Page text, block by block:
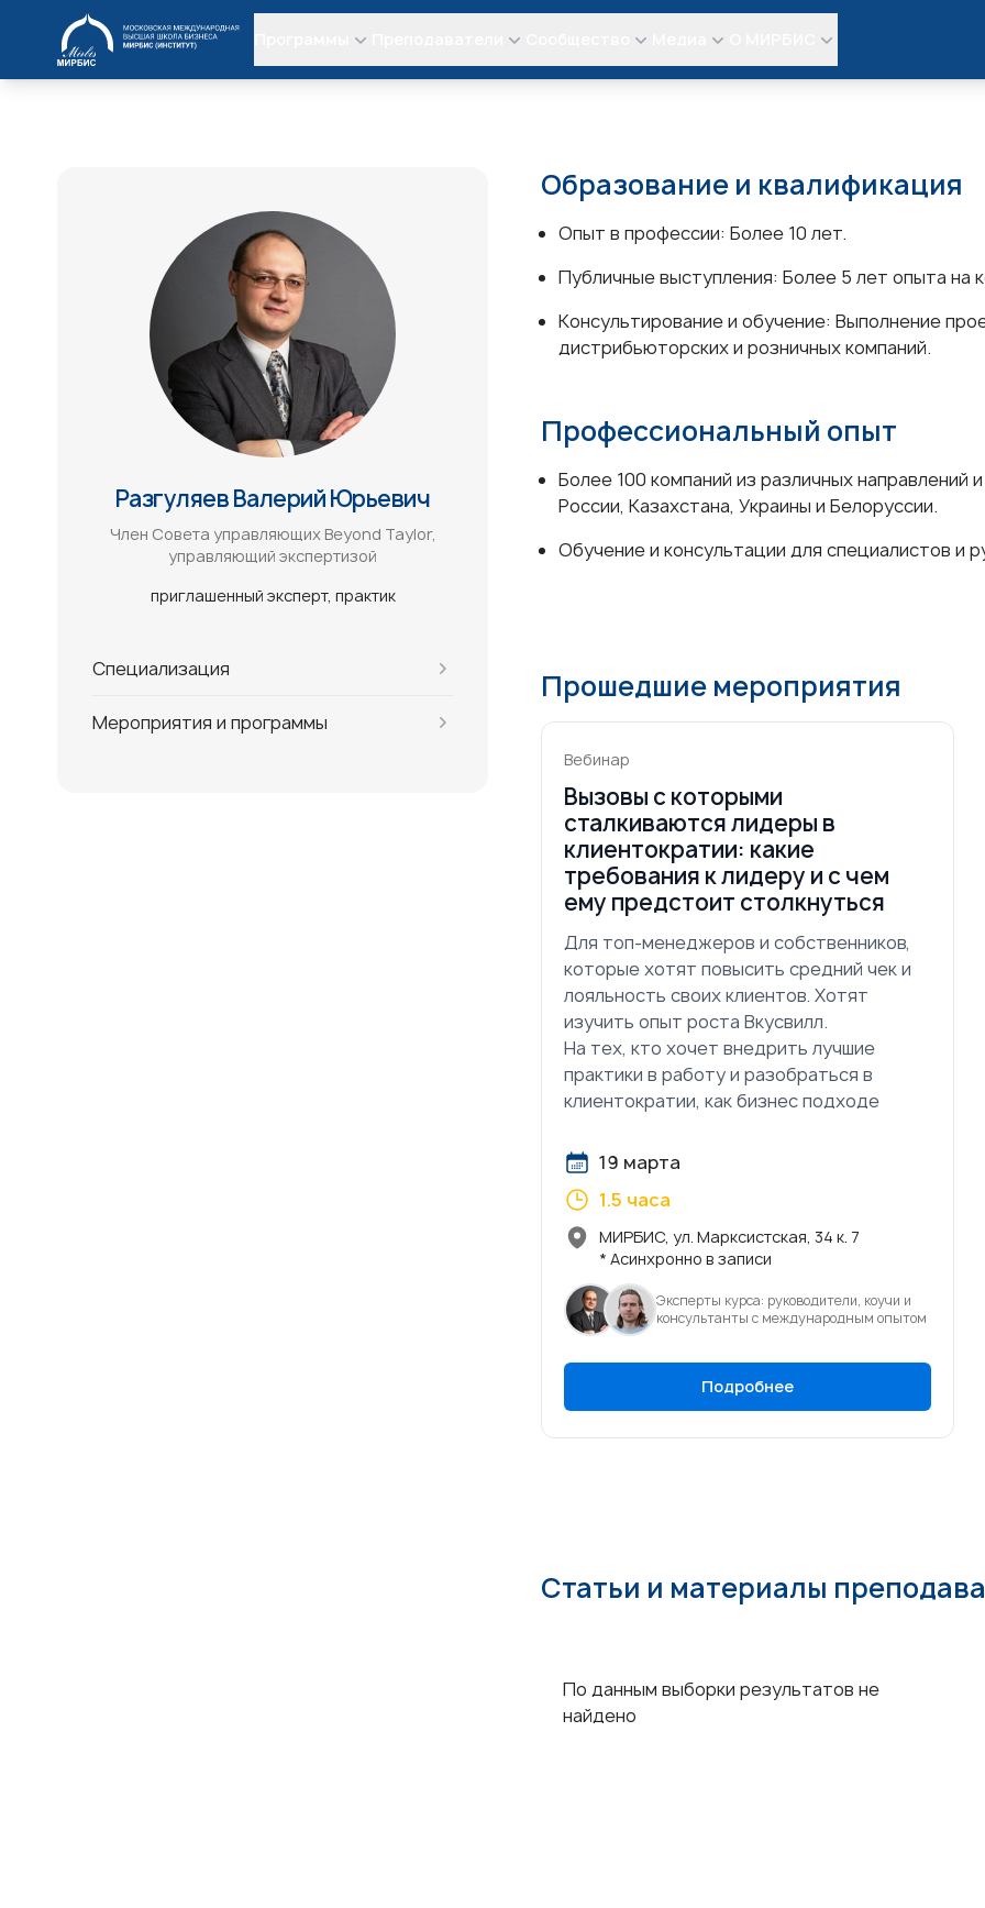
МИРБИС
Разгуляев Валерий Юрьевич
Член Совета управляющих Beyond Taylor,
управляющий экспертизой
приглашенный эксперт практик
Специализация
Мероприятия и программы
Образование и квалификация
Опыт в профессии: Более 10 лет.
Публичные выступления: Более 5 лет опыта
Консультирование и обучение: Выполнение
дистрибьюторских и розничных компаний.
Профессиональный опыт
Более 100 компаний из различных направлений
России, Казахстана, Украины и Белоруссии.
Обучение и консультации для специалистов и
Прошедшие мероприятия
Вебинар
Вызовы с которыми
сталкиваются лидеры в
клиентократии: какие
требования к лидеру и с чем
ему предстоит столкнуться
Для топ-менеджеров и собственников,
которые хотят повысить средний чек и
лояльность своих клиентов. Хотят
изучить опыт роста Вкусвилл.
На тех, кто хочет внедрить лучшие
практики в работу и разобраться в
клиентократии, как бизнес подходе
19 марта
1.5 часа
МИРБИС, ул. Марксистская, 34 к. 7
* Асинхронно в записи
Эксперты курса: руководители, коучи и
консультанты с международным опытом
Подробнее
Статьи и материалы
По данным выборки результатов не
найдено